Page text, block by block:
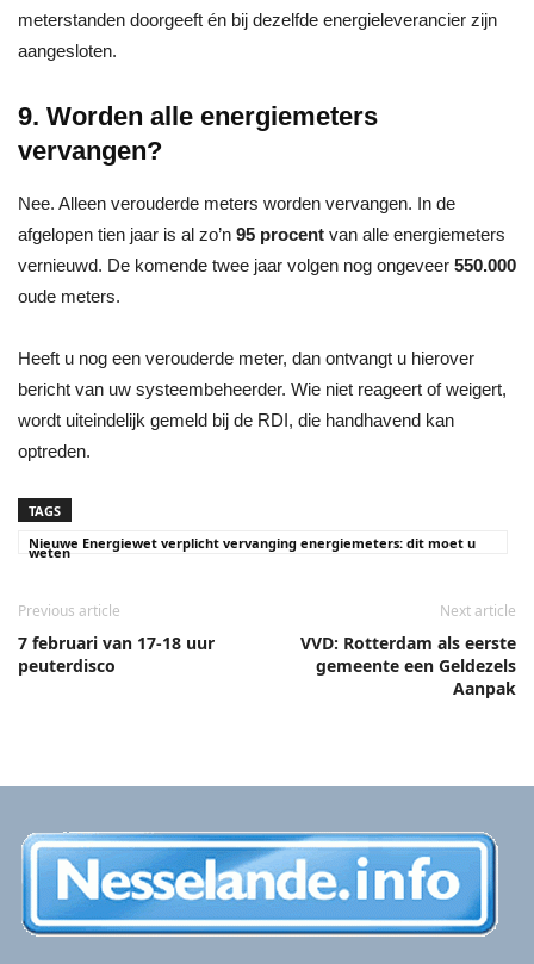
meterstanden doorgeeft én bij dezelfde energieleverancier zijn
aangesloten.
9. Worden alle energiemeters
vervangen?
Nee. Alleen verouderde meters worden vervangen. In de
afgelopen tien jaar is al zo’n 95 procent van alle energiemeters
vernieuwd. De komende twee jaar volgen nog ongeveer 550.000
oude meters.
Heeft u nog een verouderde meter, dan ontvangt u hierover
bericht van uw systeembeheerder. Wie niet reageert of weigert,
wordt uiteindelijk gemeld bij de RDI, die handhavend kan
optreden.
TAGS
Nieuwe Energiewet verplicht vervanging energiemeters: dit moet u
weten
Previous article
7 februari van 17-18 uur
peuterdisco
Next article
VVD: Rotterdam als eerste
gemeente een Geldezels
Aanpak